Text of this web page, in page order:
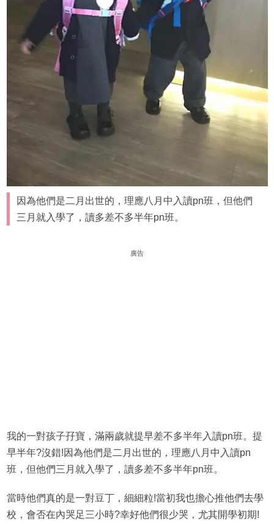
因為他們是二月出世的，理應八月中入讀pn班，但他們
三月就入學了，讀多差不多半年pn班。
廣告
我的一對孩子孖寶，滿兩歲就提早差不多半年入讀pn班。提
早半年?沒錯!因為他們是二月出世的，理應八月中入讀pn
班，但他們三月就入學了，讀多差不多半年pn班。
當時他們真的是一對豆丁，細細粒!當初我也擔心推他們去學
校，會否在內哭足三小時?幸好他們很少哭，尤其開學初期!